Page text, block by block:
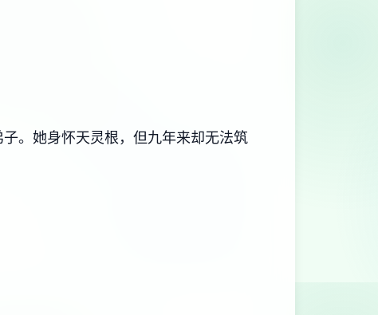
。她身怀天灵根，但九年来却无法筑